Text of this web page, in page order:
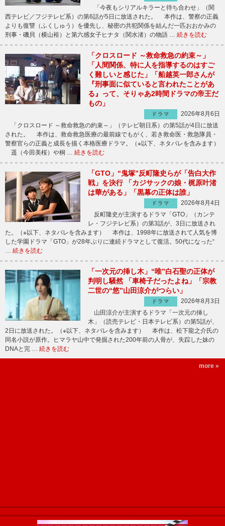
「今夜もシリアルキラーと待ち合わせ」（関
西テレビ／フジテレビ系）の第6話が5日に放送された。 本作は、警察の正義
よりも復讐（ふくしゅう）を優先し、秘密の共犯関係を結んだ一匹おおかみの
刑事・磯貝（横山裕）と第六感女子ヒナタ（関水渚）の物語 … 続きを読む
「クロスロード ～救命救急の約束～」
「人間関係、特に人を指導するのはすご
く難しいと感じた」「船越英一郎さんが
『刑事面に似ていると言われたことがあ
る』って、そりゃあ2時間ドラマの帝王だ
もの」
ドラマ
2026年8月6日
「クロスロード ～救命救急の約束～」（テレビ朝日系）の第5話が4日に放送
された。 本作は、救命救急医療の最前線でもがく、若き救命医・救急隊員・
警察官らの正義と成長を描く本格医療ドラマ。（※以下、ネタバレを含みます）
遥（今田美桜）や桐 … 続きを読む
「GTO」“鬼塚”反町隆史らが「告白大作
戦」を決行 「カジサックの娘・梶原叶渚
は華がある」「黒幕の正体は誰」
ドラマ
2026年8月4日
反町隆史が主演するドラマ「GTO」（カンテ
レ・フジテレビ系）の第3話が、3日に放送され
た。（※以下、ネタバレを含みます） 本作は、1998年に放送されて人気を博
した学園ドラマ「GTO」が28年ぶりに連続ドラマとして復活。50代になった“
続きを読む
「一次元の挿し木」“唯”白石聖の正体が
判明し騒然 「車椅子だったよね」「宗教
二世の“悠”山田涼介がつらい」
ドラマ
2026年8月3日
山田涼介が主演するドラマ「一次元の挿し
木」（読売テレビ・日本テレビ系）の第5話が、
2日に放送された。（※以下、ネタバレを含みます） 本作は、松下龍之介氏の
同名小説が原作。ヒマラヤ山中で発掘された200年前の人骨が、失踪した妹の
DNAと完 … 続きを読む
more »